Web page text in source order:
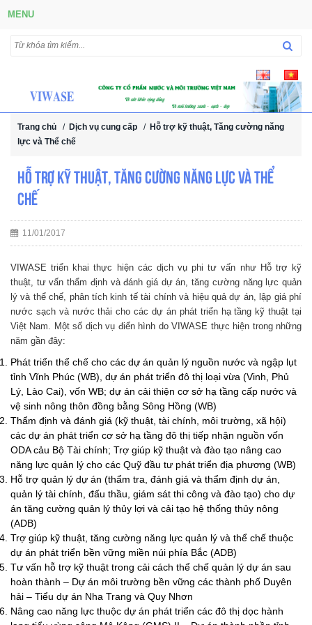
MENU
Trang chủ / Dịch vụ cung cấp / Hỗ trợ kỹ thuật, Tăng cường năng
lực và Thể chế
Hỗ trợ kỹ thuật, Tăng cường năng lực và Thể
chế
11/01/2017
VIWASE triển khai thực hiện các dịch vụ phi tư vấn như Hỗ trợ kỹ
thuật, tư vấn thẩm định và đánh giá dự án, tăng cường năng lực quản
lý và thể chế, phân tích kinh tế tài chính và hiệu quả dự án, lập giá phí
nước sạch và nước thải cho các dự án phát triển hạ tầng kỹ thuật tại
Việt Nam. Một số dịch vụ điển hình do VIWASE thực hiện trong những
năm gần đây:
Phát triển thể chế cho các dự án quản lý nguồn nước và ngập lụt
tỉnh Vĩnh Phúc (WB), dự án phát triển đô thị loại vừa (Vinh, Phủ
Lý, Lào Cai), vốn WB; dự án cải thiện cơ sở hạ tầng cấp nước và
vệ sinh nông thôn đồng bằng Sông Hồng (WB)
Thẩm định và đánh giá (kỹ thuật, tài chính, môi trường, xã hội)
các dự án phát triển cơ sở hạ tầng đô thị tiếp nhận nguồn vốn
ODA cảu Bộ Tài chính; Trợ giúp kỹ thuật và đào tạo nâng cao
năng lực quản lý cho các Quỹ đầu tư phát triển địa phương (WB)
Hỗ trợ quản lý dự án (thẩm tra, đánh giá và thẩm định dự án,
quản lý tài chính, đấu thầu, giám sát thi công và đào tạo) cho dự
án tăng cường quản lý thủy lợi và cải tạo hệ thống thủy nông
(ADB)
Trợ giúp kỹ thuật, tăng cường năng lực quản lý và thể chế thuộc
dự án phát triển bền vững miền núi phía Bắc (ADB)
Tư vấn hỗ trợ kỹ thuật trong cải cách thể chế quản lý dự án sau
hoàn thành – Dự án môi trường bền vững các thành phố Duyên
hải – Tiểu dự án Nha Trang và Quy Nhơn
Nâng cao năng lực thuộc dự án phát triển các đô thị dọc hành